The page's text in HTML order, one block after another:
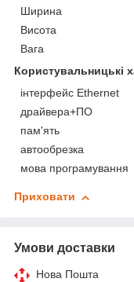
Ширина
Висота
Вага
Користувальницькі
інтерфейс Ethernet
драйвера+ПО
пам'ять
автообрезка
мова програмування
Приховати
Умови доставки
Нова Пошта